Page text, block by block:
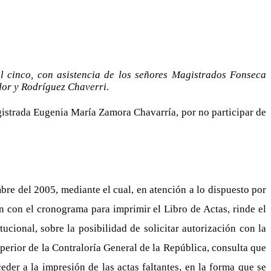
con asistencia de los señores Magistrados Fonseca
y Rodríguez Chaverri.
Eugenia María Zamora Chavarría, por no participar de
del 2005, mediante el cual, en atención a lo dispuesto por
con el cronograma para imprimir el Libro de Actas, rinde el
sobre la posibilidad de solicitar autorización con la
de la Contraloría General de la República, consulta que
a la impresión de las actas faltantes, en la forma que se